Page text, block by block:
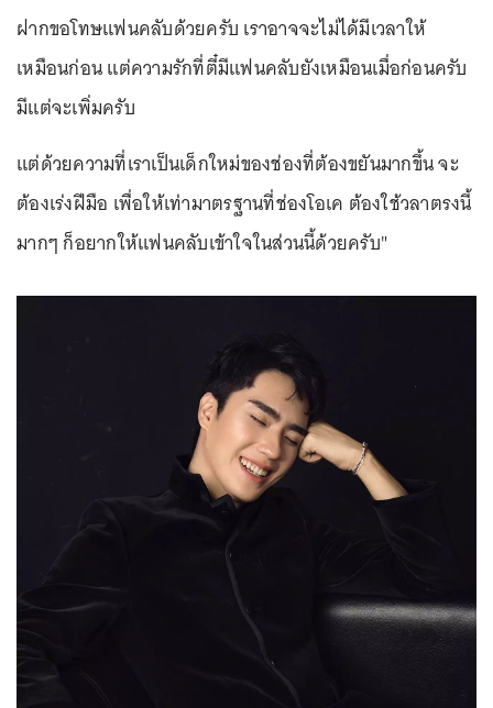
ฝากขอโทษแฟนคลับด้วยครับ เราอาจจะไม่ได้มีเวลาให้
เหมือนก่อน แต่ความรักที่ตี๋มีแฟนคลับยังเหมือนเมื่อก่อนครับ
มีแต่จะเพิ่มครับ
แต่ด้วยความที่เราเป็นเด็กใหม่ของช่องที่ต้องขยันมากขึ้น จะ
ต้องเร่งฝีมือ เพื่อให้เท่ามาตรฐานที่ช่องโอเค ต้องใช้วลาตรงนี้
มากๆ ก็อยากให้แฟนคลับเข้าใจในส่วนนี้ด้วยครับ"